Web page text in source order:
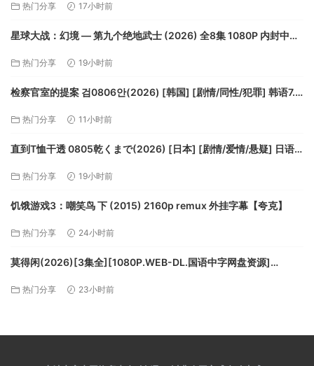
热门分享 17小时前
星球大战：幻境 — 第九个绝地武士 (2026) 全8集 1080P 内封中字
热门分享 19小时前
检察官室的提案 검0806안(2026) [韩国] [剧情/同性/犯罪] 韩语7.9
热门分享 11小时前
直到T恤干透 0805乾くまで(2026) [日本] [剧情/爱情/悬疑] 日语
热门分享 19小时前
饥饿游戏3：嘲笑鸟 下 (2015) 2160p remux 外挂字幕【夸克】
热门分享 24小时前
莫得闲(2026)[3集全][1080P.WEB-DL.国语中字网盘资源]
热门分享 23小时前